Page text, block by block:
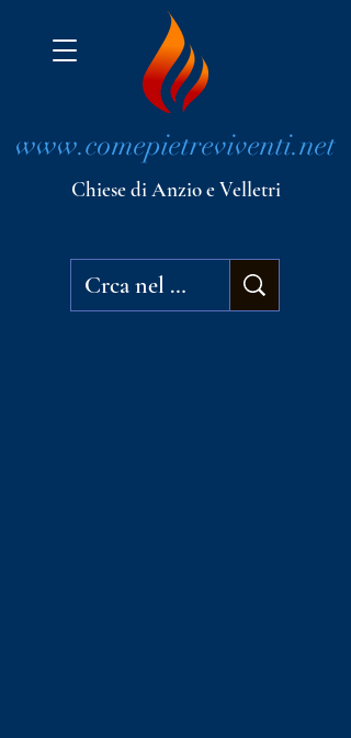
www.comepietreviventi.net
Chiese di Anzio e Velletri